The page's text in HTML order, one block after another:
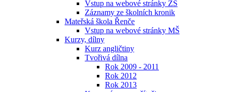
Vstup na webové stránky ZŠ
Záznamy ze školních kronik
Mateřská škola Řenče
Vstup na webové stránky MŠ
Kurzy, dílny
Kurz angličtiny
Tvořivá dílna
Rok 2009 - 2011
Rok 2012
Rok 2013